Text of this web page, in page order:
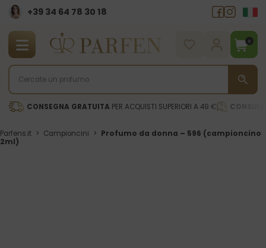
+39 34 64 78 30 18
0
CONSEGNA GRATUITA PER ACQUISTI SUPERIORI A 49 €
Parfens.it > Campioncini > Profumo da donna – ­596 (campioncino
2ml)